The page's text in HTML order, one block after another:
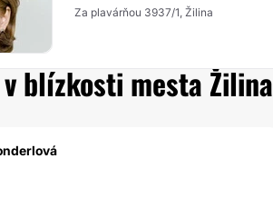
Za plavárňou 3937/1, Žilina
blízkosti mesta Žilina